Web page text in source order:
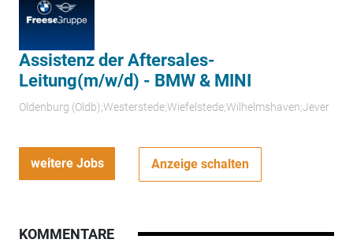
Assistenz der Aftersales-
Leitung(m/w/d) - BMW & MINI
Oldenburg (Oldb);Westerstede;Wiefelstede;Wilhelmshaven;Jever
weitere Jobs Anzeige schalten
KOMMENTARE